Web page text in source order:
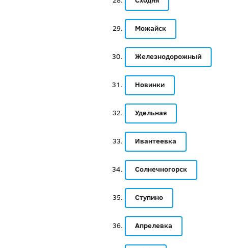
Можайск
Железнодорожный
Новинки
Удельная
Ивантеевка
Солнечногорск
Ступино
Апрелевка